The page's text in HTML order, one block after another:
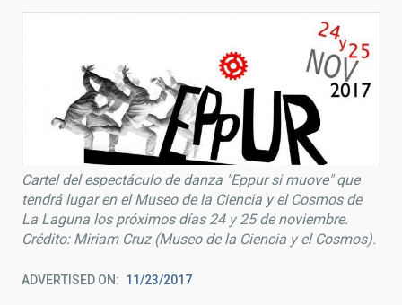
Cartel del espectáculo de danza "Eppur si muove" que
tendrá lugar en el Museo de la Ciencia y el Cosmos de
La Laguna los próximos días 24 y 25 de noviembre.
Crédito: Miriam Cruz (Museo de la Ciencia y el Cosmos).
ADVERTISED ON 11/23/2017